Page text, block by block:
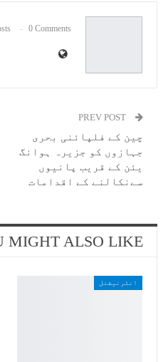
0 Comments
چین کے فلپائنی بحری
جہازوں کو جزیرہ ہوانگ
یئن کے قریب پانیوں
سےنکالنے کے اقدامات
MIGHT ALSO LIKE
انٹرنیشنل